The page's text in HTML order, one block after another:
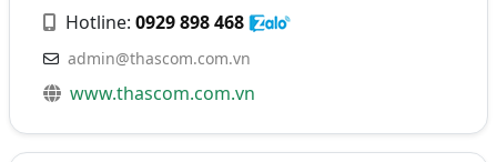
Hotline:0929 898 468
admin@thascom.com.vn
www.thascom.com.vn